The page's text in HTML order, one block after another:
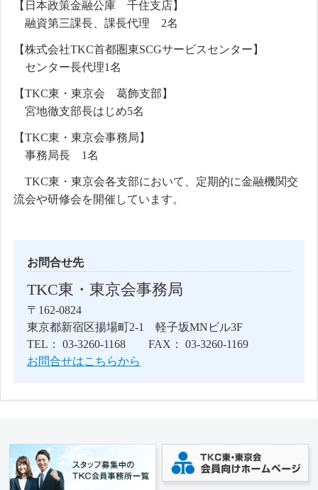
【日本政策金融公庫 千住支店】
融資第三課長、課長代理 2名
【株式会社TKC首都圏東SCGサービスセンター】
センター長代理1名
【TKC東・東京会 葛飾支部】
宮地徹支部長はじめ5名
【TKC東・東京会事務局】
事務局長 1名
TKC東・東京会各支部において、定期的に金融機関交
流会や研修会を開催しています。
お問合せ先
TKC東・東京会事務局
〒162-0824
東京都新宿区揚場町2-1 軽子坂MNビル3F
TEL： 03-3260-1168 FAX： 03-3260-1169
お問合せはこちらから